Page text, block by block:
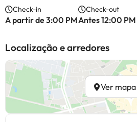
Check-in
A partir de 3:00 PM
Check-out
Antes 12:00 PM
Localização e arredores
Ver mapa